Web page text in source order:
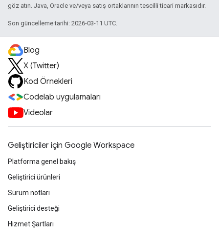
göz atın. Java, Oracle ve/veya satış ortaklarının tescilli ticari markasıdır.
Son güncelleme tarihi: 2026-03-11 UTC.
Blog
X (Twitter)
Kod Örnekleri
Codelab uygulamaları
Videolar
Geliştiriciler için Google Workspace
Platforma genel bakış
Geliştirici ürünleri
Sürüm notları
Geliştirici desteği
Hizmet Şartları